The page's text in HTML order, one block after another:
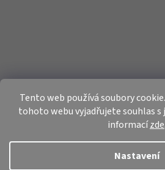
Tento web používá soubory
tohoto webu vyjadřujete souhlas s
informacízde
Nastavení